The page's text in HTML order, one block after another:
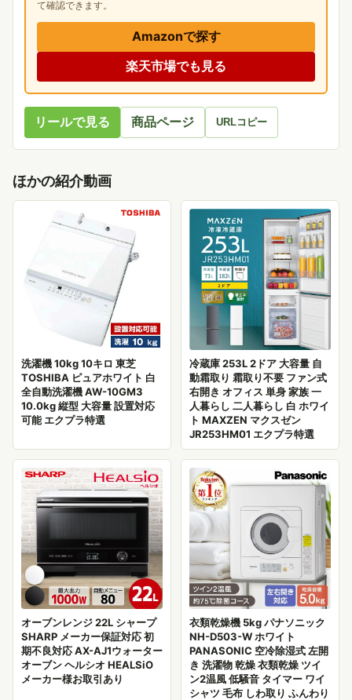
て確認できます。
Amazonで探す
楽天市場でも見る
リールで見る 商品ページ URLコピー
ほかの紹介動画
洗濯機 10kg 10キロ 東芝
TOSHIBA ピュアホワイト 白
全自動洗濯機 AW-10GM3
10.0kg 縦型 大容量 設置対応
可能 エクプラ特選
冷蔵庫 253L 2ドア 大容量 自
動霜取り 霜取り不要 ファン式
右開き オフィス 単身 家族 一
人暮らし 二人暮らし 白 ホワイ
ト MAXZEN マクスゼン
JR253HM01 エクプラ特選
オーブンレンジ 22L シャープ
SHARP メーカー保証対応 初
期不良対応 AX-AJ1ウォーター
オーブン ヘルシオ HEALSiO
メーカー様お取引あり
衣類乾燥機 5kg パナソニック
NH-D503-W ホワイト
PANASONIC 空冷除湿式 左開
き 洗濯物 乾燥 衣類乾燥 ツイ
ン2温風 低騒音 タイマー ワイ
シャツ 毛布 しわ取り ふんわり